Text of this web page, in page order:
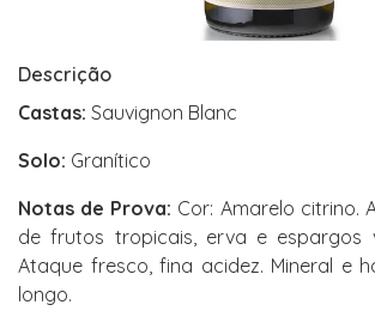
Descrição
Castas: Sauvignon Blanc
Solo: Granítico
Notas de Prova: Cor: Amarelo citrino.
de frutos tropicais, erva e espargos
Ataque fresco, fina acidez. Mineral e
longo.